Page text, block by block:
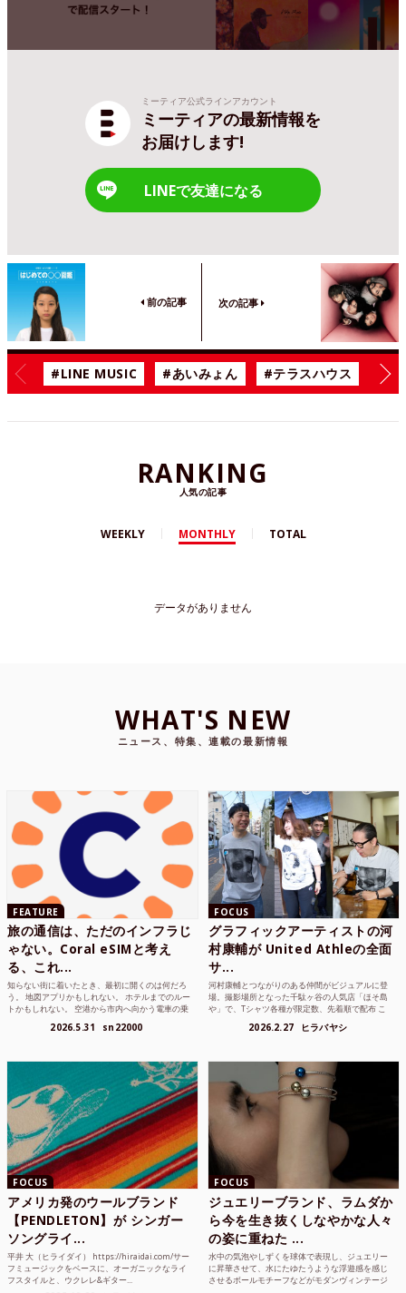
ミーティア公式ラインアカウント
ミーティアの最新情報を
お届けします!
LINEで友達になる
前の記事 次の記事
#LINE MUSIC #あいみょん #テラスハウス #漫
RANKING
人気の記事
WEEKLY MONTHLY TOTAL
データがありません
WHAT'S NEW
ニュース、特集、連載の最新情報
FEATURE
旅の通信は、ただのインフラじ
ゃない。Coral eSIMと考え
る、これ...
知らない街に着いたとき、最初に開くのは何だろ
う。 地図アプリかもしれない。 ホテルまでのルー
トかもしれない。 空港から市内へ向かう電車の乗
2026.5.31 sn22000
FOCUS
グラフィックアーティストの河
村康輔が United Athleの全面
サ...
河村康輔とつながりのある仲間がビジュアルに登
場。撮影場所となった千駄ヶ谷の人気店「ほそ島
や」で、Tシャツ各種が限定数、先着順で配布 こ
2026.2.27 ヒラバヤシ
FOCUS
アメリカ発のウールブランド
【PENDLETON】が シンガー
ソングライ...
平井 大（ヒライダイ） https://hiraidai.com/サー
フミュージックをベースに、オーガニックなライ
フスタイルと、ウクレレ&ギター...
FOCUS
ジュエリーブランド、ラムダか
ら今を生き抜くしなやかな人々
の姿に重ねた ...
水中の気泡やしずくを球体で表現し、ジュエリー
に昇華させて、水にたゆたうような浮遊感を感じ
させるボールモチーフなどがモダンヴィンテージ